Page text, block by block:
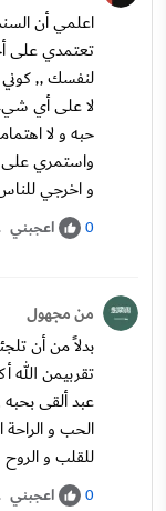
اعلمي أن
تعتمدي على
لنفسك ,, كوني
لا على أي
حبه و لا
واستمري على
و اخرجي
0 اعجبني
من مجهول
بدلاً من أن
تقربيمن الله
عبد ألقى
الحب و
للقلب و
0 اعجبني